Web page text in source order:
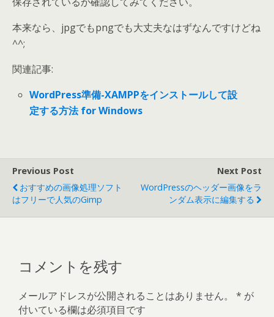
本来なら、jpgでもpngでも大丈夫なはずなんですけどね
^^;
関連記事:
WordPress準備-XAMPPをインストールして設
定する方法 for Windows
Previous Post
おすすめの画像処理ソフト
はフリーで人気のGimp
Next Post
WordPressのヘッダー画像をラ
ンダム表示に編集する
コメントを残す
メールアドレスが公開されることはありません。 * が
付いている欄は必須項目です